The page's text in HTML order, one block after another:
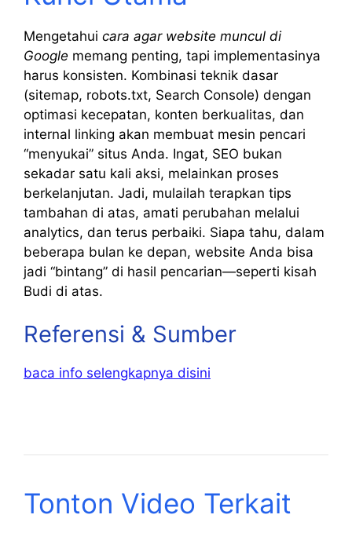
Mengetahui cara agar website muncul di
Google memang penting, tapi implementasinya
harus konsisten. Kombinasi teknik dasar
(sitemap, robots.txt, Search Console) dengan
optimasi kecepatan, konten berkualitas, dan
internal linking akan membuat mesin pencari
“menyukai” situs Anda. Ingat, SEO bukan
sekadar satu kali aksi, melainkan proses
berkelanjutan. Jadi, mulailah terapkan tips
tambahan di atas, amati perubahan melalui
analytics, dan terus perbaiki. Siapa tahu, dalam
beberapa bulan ke depan, website Anda bisa
jadi “bintang” di hasil pencarian—seperti kisah
Budi di atas.
Referensi & Sumber
baca info selengkapnya disini
Tonton Video Terkait